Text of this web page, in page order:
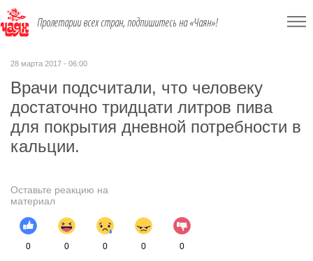
Пролетарии всех стран, подпишитесь на «Чаян»!
28 марта 2017 - 06:00
Врачи подсчитали, что человеку
достаточно тридцати литров пива
для покрытия дневной потребности в
кальции.
Оставьте реакцию на
материал
0 0 0 0 0